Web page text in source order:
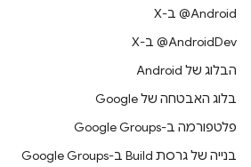
‫‎@Android ב-X
‫‎@AndroidDev ב-X
הבלוג של Android
בלוג האבטחה של Google
פלטפורמה ב-Google Groups
בנייה של גרסת Build ב-Google Groups